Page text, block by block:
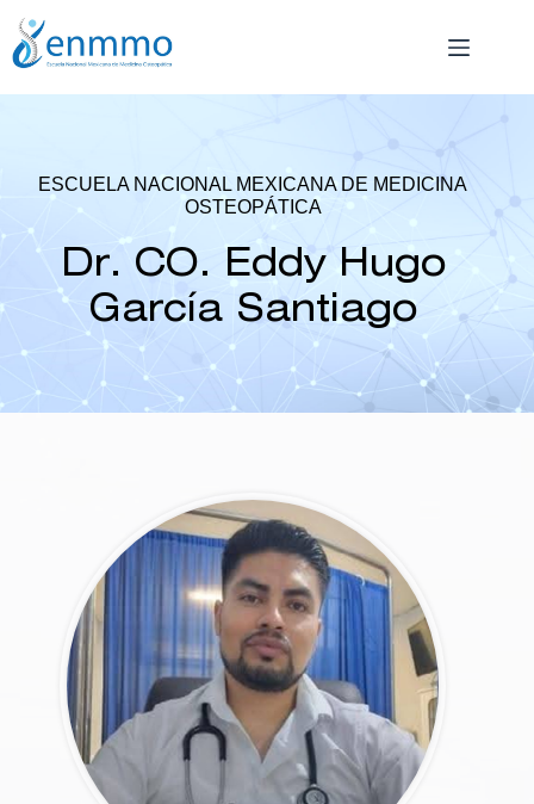
contenido
ESCUELA NACIONAL MEXICANA DE MEDICINA
OSTEOPÁTICA
Dr. CO. Eddy Hugo
García Santiago